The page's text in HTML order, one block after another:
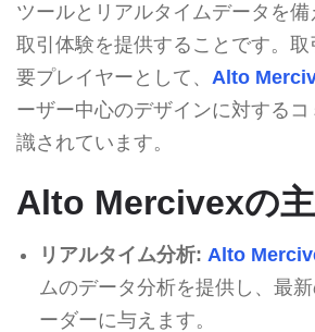
ツールとリアルタイムデータを
取引体験を提供することです。
要プレイヤーとして、 Alto
ーザー中心のデザインに対する
識されています。
Alto Mercivexの
リアルタイム分析: Alto
ムのデータ分析を提供し、最
ーダーに与えます。